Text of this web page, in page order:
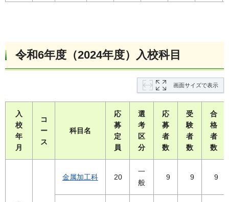
令和6年度（2024年度）入校科目
画面サイズで表示
入
校
年
月
コ
ー
ス
科目名
応
募
定
員
選
考
区
分
応
募
者
数
受
験
者
数
合
格
者
数
金属加工科 20
一
般
9 9 9